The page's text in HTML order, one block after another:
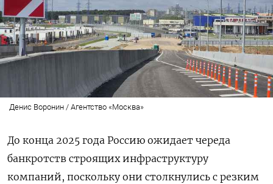
Денис Воронин / Агентство «Москва»
До конца 2025 года Россию ожидает череда
банкротств строящих инфраструктуру
компаний, поскольку они столкнулись с резким